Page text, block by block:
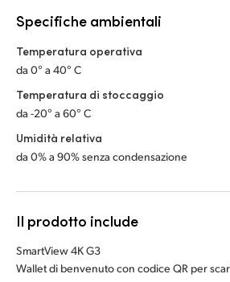
Specifiche ambientali
Temperatura operativa
da 0° a 40° C
Temperatura di stoccaggio
da -20° a 60° C
Umidità relativa
da 0% a 90% senza condensazione
Il prodotto include
SmartView 4K G3
Wallet di benvenuto con codice QR per